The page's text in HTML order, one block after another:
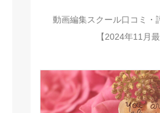
動画編集スクール口コミ・
【2024年11月最